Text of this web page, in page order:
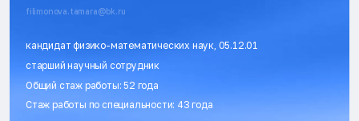
filimonova.tamara@bk.ru
кандидат физико-математических наук, 05.12.01
старший научный сотрудник
Общий стаж работы: 52 года
Стаж работы по специальности: 43 года